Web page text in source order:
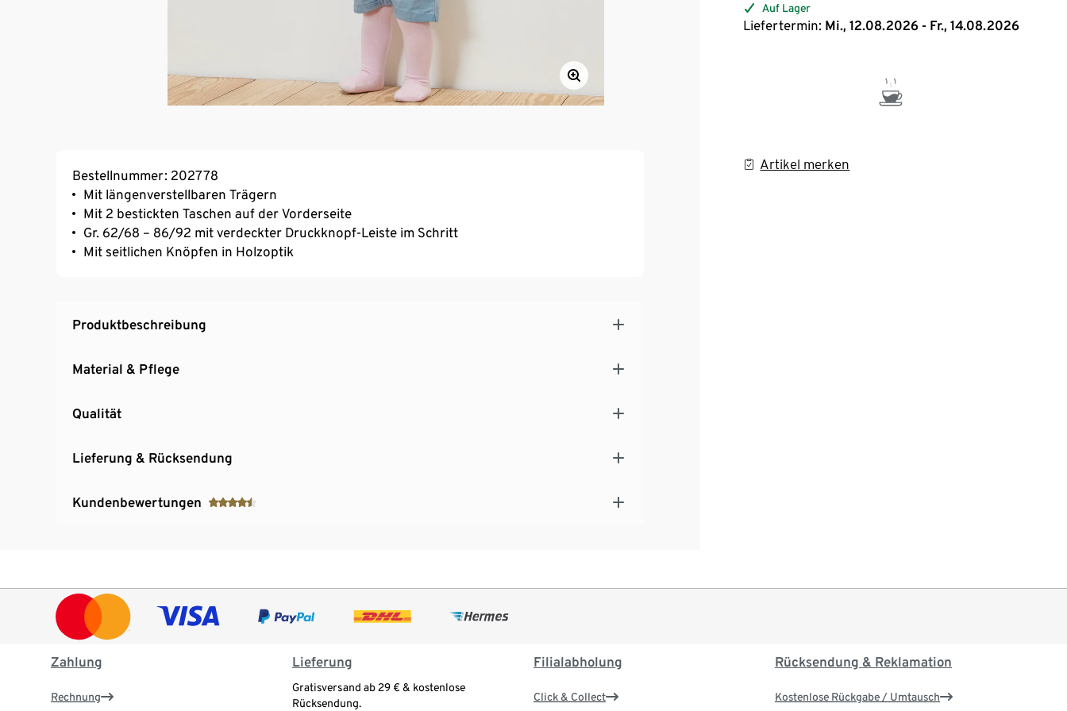
Auf Lager
Liefertermin: Mi., 12.08.2026 - Fr., 14.08.2026
Artikel merken
Bestellnummer: 202778
Mit längenverstellbaren Trägern
Mit 2 bestickten Taschen auf der Vorderseite
Gr. 62/68 – 86/92 mit verdeckter Druckknopf-Leiste im Schritt
Mit seitlichen Knöpfen in Holzoptik
Produktbeschreibung
Material & Pflege
Qualität
Lieferung & Rücksendung
Kundenbewertungen
Zahlung
Rechnung
Lieferung
Gratisversand ab 29 € & kostenlose
Rücksendung.
Filialabholung
Click & Collect
Rücksendung & Reklamation
Kostenlose Rückgabe / Umtausch